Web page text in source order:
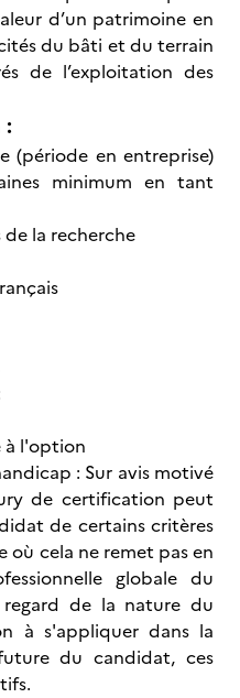
d’un patrimoine en
du bâti et du terrain
de l’exploitation des
(période en entreprise)
minimum en tant
la recherche
à l'option
: Sur avis motivé
de certification peut
de certains critères
où cela ne remet pas en
globale du
de la nature du
à s'appliquer dans la
du candidat, ces